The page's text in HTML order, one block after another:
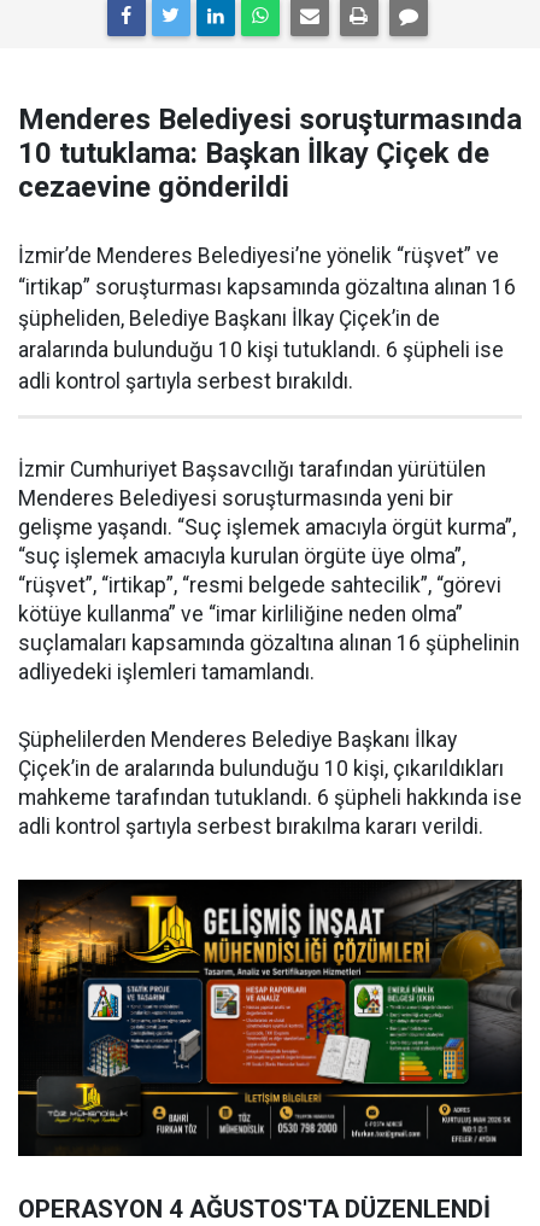
Menderes Belediyesi soruşturmasında
10 tutuklama: Başkan İlkay Çiçek de
cezaevine gönderildi
İzmir’de Menderes Belediyesi’ne yönelik “rüşvet” ve
“irtikap” soruşturması kapsamında gözaltına alınan 16
şüpheliden, Belediye Başkanı İlkay Çiçek’in de
aralarında bulunduğu 10 kişi tutuklandı. 6 şüpheli ise
adli kontrol şartıyla serbest bırakıldı.
İzmir Cumhuriyet Başsavcılığı tarafından yürütülen
Menderes Belediyesi soruşturmasında yeni bir
gelişme yaşandı. “Suç işlemek amacıyla örgüt kurma”,
“suç işlemek amacıyla kurulan örgüte üye olma”,
“rüşvet”, “irtikap”, “resmi belgede sahtecilik”, “görevi
kötüye kullanma” ve “imar kirliliğine neden olma”
suçlamaları kapsamında gözaltına alınan 16 şüphelinin
adliyedeki işlemleri tamamlandı.
Şüphelilerden Menderes Belediye Başkanı İlkay
Çiçek’in de aralarında bulunduğu 10 kişi, çıkarıldıkları
mahkeme tarafından tutuklandı. 6 şüpheli hakkında ise
adli kontrol şartıyla serbest bırakılma kararı verildi.
OPERASYON 4 AĞUSTOS'TA DÜZENLENDİ